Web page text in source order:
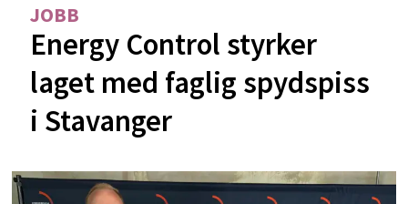
JOBB
Energy Control styrker
laget med faglig spydspiss
i Stavanger